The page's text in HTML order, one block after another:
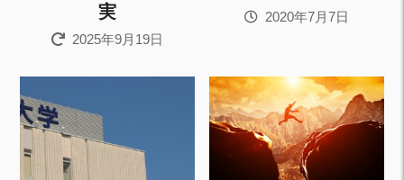
実
2025年9月19日
2020年7月7日